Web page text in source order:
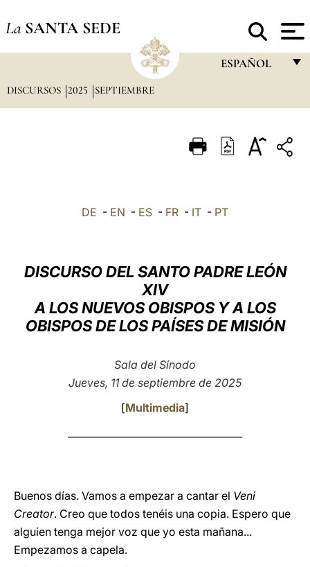
La SANTA SEDE
ESPAÑOL
ITALIANO
العربيّة
中文
LATINE
DISCURSOS 2025 SEPTIEMBRE
DE - EN - ES - FR - IT - PT
DISCURSO DEL SANTO PADRE LEÓN
XIV
A LOS NUEVOS OBISPOS Y A LOS
OBISPOS DE LOS PAÍSES DE MISIÓN
Sala del Sínodo
Jueves, 11 de septiembre de 2025
[Multimedia]
Buenos días. Vamos a empezar a cantar el Veni
Creator. Creo que todos tenéis una copia. Espero que
alguien tenga mejor voz que yo esta mañana...
Empezamos a capela.